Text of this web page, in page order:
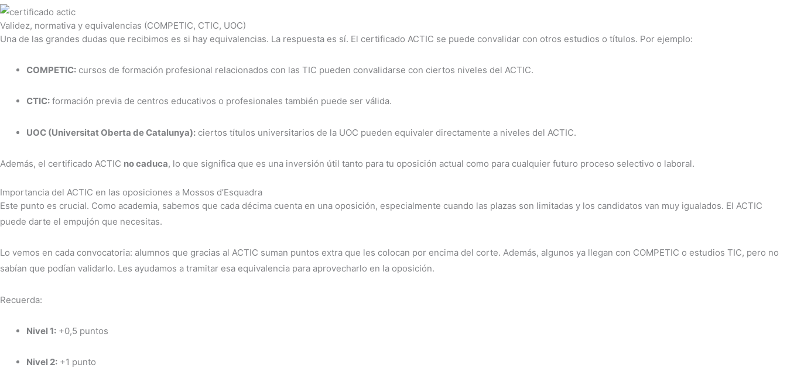
Validez, normativa y equivalencias (COMPETIC, CTIC, UOC)
Una de las grandes dudas que recibimos es si hay equivalencias. La respuesta es sí. El certificado ACTIC se puede convalidar con otros estudios o títulos. Por ejemplo:
COMPETIC: cursos de formación profesional relacionados con las TIC pueden convalidarse con ciertos niveles del ACTIC.
CTIC: formación previa de centros educativos o profesionales también puede ser válida.
UOC (Universitat Oberta de Catalunya): ciertos títulos universitarios de la UOC pueden equivaler directamente a niveles del ACTIC.
Además, el certificado ACTIC no caduca, lo que significa que es una inversión útil tanto para tu oposición actual como para cualquier futuro proceso selectivo o laboral.
Importancia del ACTIC en las oposiciones a Mossos d’Esquadra
Este punto es crucial. Como academia, sabemos que cada décima cuenta en una oposición, especialmente cuando las plazas son limitadas y los candidatos van muy igualados. El ACTIC
puede darte el empujón que necesitas.
Lo vemos en cada convocatoria: alumnos que gracias al ACTIC suman puntos extra que les colocan por encima del corte. Además, algunos ya llegan con COMPETIC o estudios TIC, pero no
sabían que podían validarlo. Les ayudamos a tramitar esa equivalencia para aprovecharlo en la oposición.
Recuerda:
Nivel 1: +0,5 puntos
Nivel 2: +1 punto